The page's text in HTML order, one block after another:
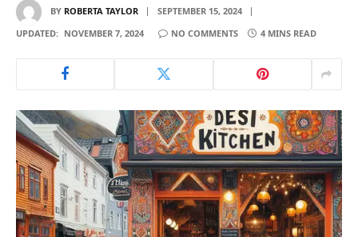
BY ROBERTA TAYLOR
SEPTEMBER 15, 2024
UPDATED: NOVEMBER 7, 2024 NO COMMENTS 4 MINS READ